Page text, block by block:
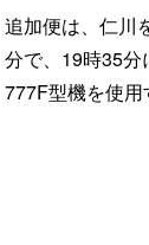
追加便は、仁川
分で、19時35分
777F型機を使用